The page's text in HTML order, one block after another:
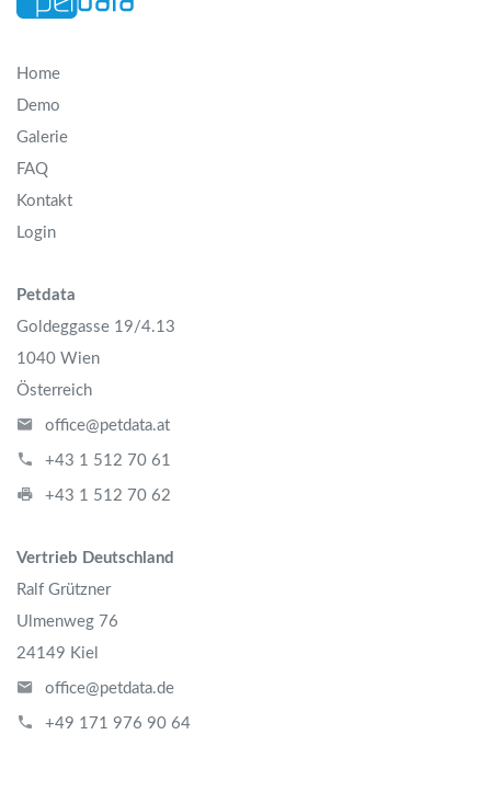
Home
Demo
Galerie
FAQ
Kontakt
Login
Petdata
Goldeggasse 19/4.13
1040 Wien
Österreich
office@petdata.at
+43 1 512 70 61
+43 1 512 70 62
Vertrieb Deutschland
Ralf Grützner
Ulmenweg 76
24149 Kiel
office@petdata.de
+49 171 976 90 64